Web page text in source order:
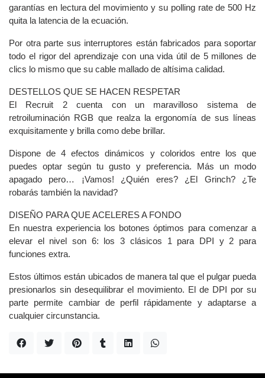
garantías en lectura del movimiento y su polling rate de 500 Hz
quita la latencia de la ecuación.
Por otra parte sus interruptores están fabricados para soportar
todo el rigor del aprendizaje con una vida útil de 5 millones de
clics lo mismo que su cable mallado de altísima calidad.
DESTELLOS QUE SE HACEN RESPETAR
El Recruit 2 cuenta con un maravilloso sistema de
retroiluminación RGB que realza la ergonomía de sus líneas
exquisitamente y brilla como debe brillar.
Dispone de 4 efectos dinámicos y coloridos entre los que
puedes optar según tu gusto y preferencia. Más un modo
apagado pero… ¡Vamos! ¿Quién eres? ¿El Grinch? ¿Te
robarás también la navidad?
DISEÑO PARA QUE ACELERES A FONDO
En nuestra experiencia los botones óptimos para comenzar a
elevar el nivel son 6: los 3 clásicos 1 para DPI y 2 para
funciones extra.
Estos últimos están ubicados de manera tal que el pulgar pueda
presionarlos sin desequilibrar el movimiento. El de DPI por su
parte permite cambiar de perfil rápidamente y adaptarse a
cualquier circunstancia.